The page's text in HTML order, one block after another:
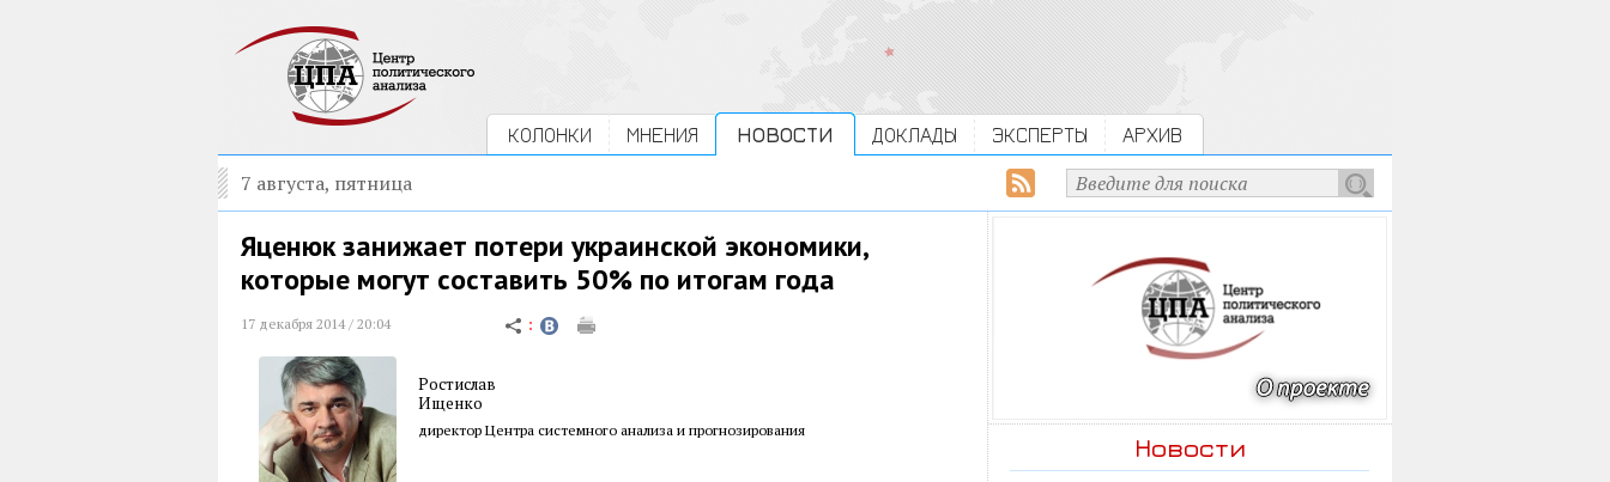
КОЛОНКИ МНЕНИЯ НОВОСТИ ДОКЛАДЫ ЭКСПЕРТЫ АРХИВ
7 августа, пятница
Яценюк занижает потери украинской экономики,
которые могут составить 50% по итогам года
17 декабря 2014 / 20:04
Ростислав
Ищенко
директор Центра системного анализа и прогнозирования
Новости